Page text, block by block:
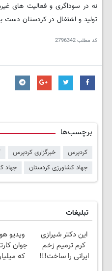
نه در سوداگری و فعالیت های
تولید و اشتغال در کردستان
کد مطلب2796342
برچسب‌ها
کردپرس خبرگزاری کردپرس
جهاد کشاورزی کردستان
جهاد
تبلیغات
این دکتر شیرازی
کرم ترمیم زخم
ایرانی را ساخت!!!
ویدیو
جوان
که